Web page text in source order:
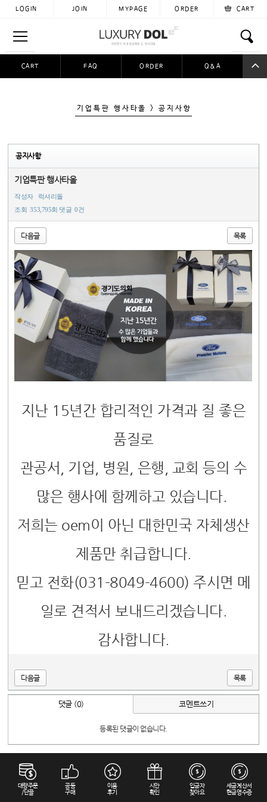
LOGIN JOIN MYPAGE ORDER CART
CART FAQ ORDER Q&A
기업특판 행사타올 > 공지사항
공지사항
기업특판 행사타올
작성자
럭셔리돌
조회
353,795회 댓글 0건
다음글 목록
본문
지난 15년간 합리적인 가격과 질 좋은
품질로
관공서, 기업, 병원, 은행, 교회 등의 수
많은 행사에 함께하고 있습니다.
저희는 oem이 아닌 대한민국 자체생산
제품만 취급합니다.
믿고 전화(031-8049-4600) 주시면 메
일로 견적서 보내드리겠습니다.
감사합니다.
다음글 목록
댓글 (0) 코멘트쓰기
등록된 댓글이 없습니다.
대량주문
/단골
공동
구매
이용
후기
시안
확인
입금자
찾아요
세금계산서
현금영수증